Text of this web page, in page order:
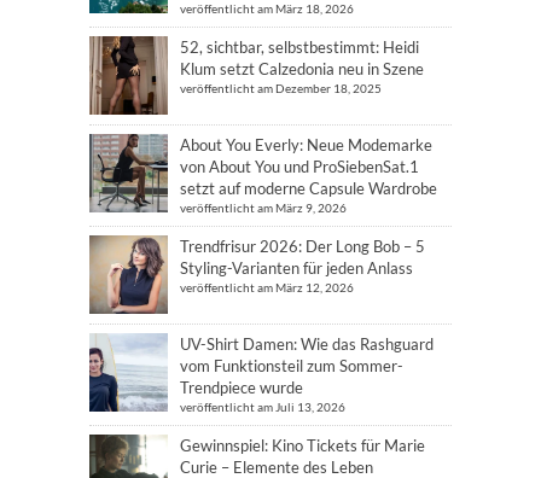
veröffentlicht am März 18, 2026
52, sichtbar, selbstbestimmt: Heidi
Klum setzt Calzedonia neu in Szene
veröffentlicht am Dezember 18, 2025
About You Everly: Neue Modemarke
von About You und ProSiebenSat.1
setzt auf moderne Capsule Wardrobe
veröffentlicht am März 9, 2026
Trendfrisur 2026: Der Long Bob – 5
Styling-Varianten für jeden Anlass
veröffentlicht am März 12, 2026
UV-Shirt Damen: Wie das Rashguard
vom Funktionsteil zum Sommer-
Trendpiece wurde
veröffentlicht am Juli 13, 2026
Gewinnspiel: Kino Tickets für Marie
Curie – Elemente des Leben